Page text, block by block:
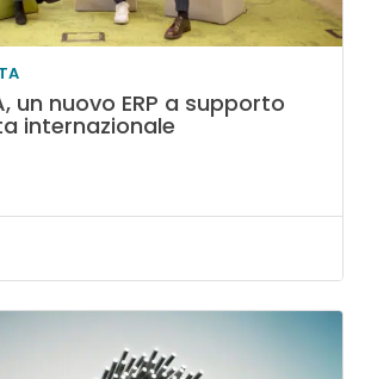
un nuovo ERP a supporto
internazionale